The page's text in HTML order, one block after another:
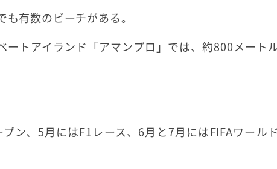
有数のビーチがある。
トアイランド「アマンプロ」では、約800メート
ン、5月にはF1レース、6月と7月にはFIFAワール